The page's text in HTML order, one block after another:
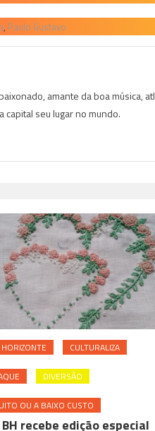
, Paulo Gustavo
amante da boa música,
seu lugar no mundo.
CULTURALIZA
DIVERSÃO
OU A BAIXO CUSTO
BH recebe edição especial